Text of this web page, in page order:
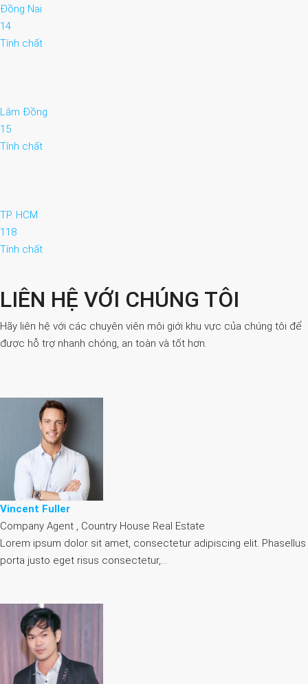
Đồng Nai
14
Tính chất
Lâm Đồng
15
Tính chất
TP. HCM
118
Tính chất
LIÊN HỆ VỚI CHÚNG TÔI
Hãy liên hệ với các chuyên viên môi giới khu vực của chúng tôi để
được hỗ trợ nhanh chóng, an toàn và tốt hơn.
Vincent Fuller
Company Agent , Country House Real Estate
Lorem ipsum dolor sit amet, consectetur adipiscing elit. Phasellus
porta justo eget risus consectetur,…